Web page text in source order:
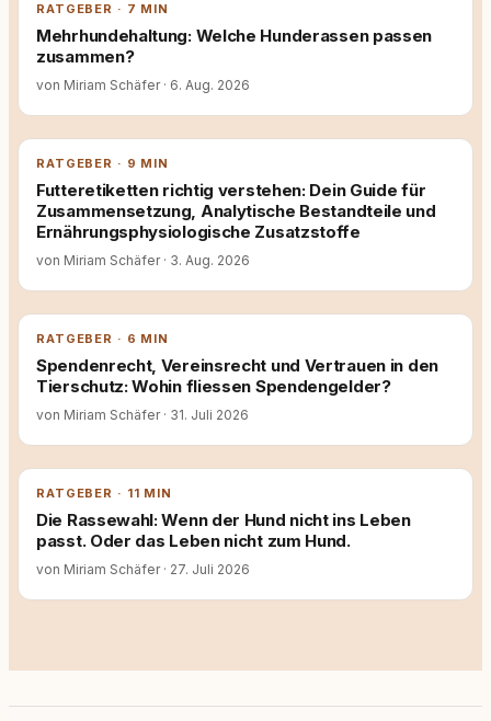
RATGEBER · 7 MIN
Mehrhundehaltung: Welche Hunderassen passen
zusammen?
von Miriam Schäfer · 6. Aug. 2026
RATGEBER · 9 MIN
Futteretiketten richtig verstehen: Dein Guide für
Zusammensetzung, Analytische Bestandteile und
Ernährungsphysiologische Zusatzstoffe
von Miriam Schäfer · 3. Aug. 2026
RATGEBER · 6 MIN
Spendenrecht, Vereinsrecht und Vertrauen in den
Tierschutz: Wohin fliessen Spendengelder?
von Miriam Schäfer · 31. Juli 2026
RATGEBER · 11 MIN
Die Rassewahl: Wenn der Hund nicht ins Leben
passt. Oder das Leben nicht zum Hund.
von Miriam Schäfer · 27. Juli 2026